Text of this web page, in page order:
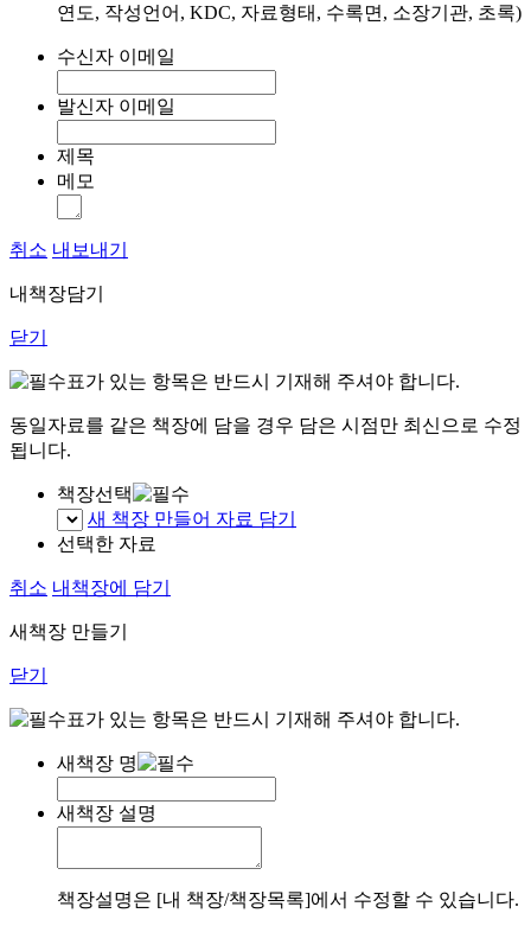
연도, 작성언어, KDC, 자료형태, 수록면, 소장기관, 초록)
수신자 이메일
발신자 이메일
제목
메모
취소 내보내기
내책장담기
닫기
표가 있는 항목은 반드시 기재해 주셔야 합니다.
동일자료를 같은 책장에 담을 경우 담은 시점만 최신으로 수정
됩니다.
책장선택
새 책장 만들어 자료 담기
선택한 자료
취소 내책장에 담기
새책장 만들기
닫기
표가 있는 항목은 반드시 기재해 주셔야 합니다.
새책장 명
새책장 설명
책장설명은 [내 책장/책장목록]에서 수정할 수 있습니다.